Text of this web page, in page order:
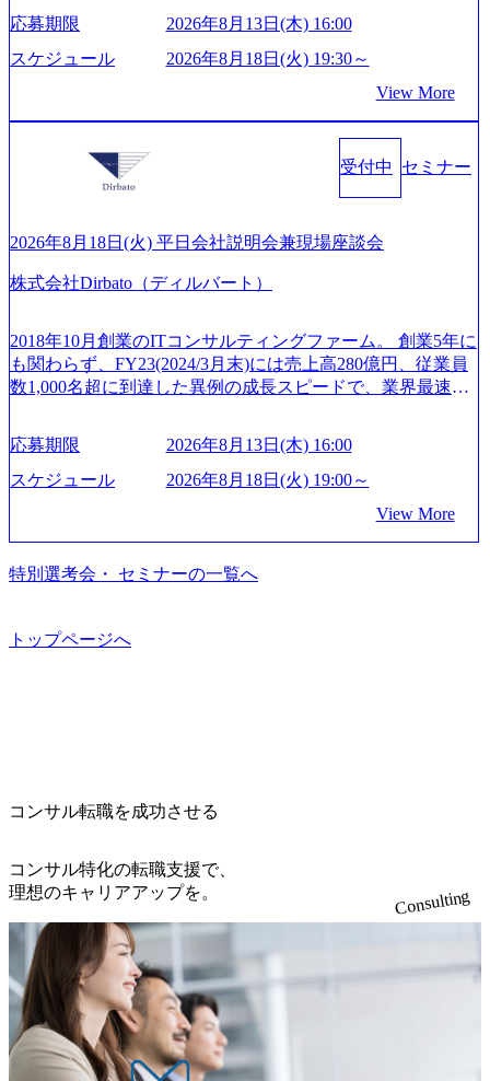
業界で新規事業戦略、成長戦略、PMI推進、業務改革等の幅
広いプロジェクトに従事 - 鈴木健仁氏：新卒でベイカレン
トに入社し最年少ディレクターを経てXspearに参画 - 梶田
案、人事組織テーマに強みを持ち、メディア・エンタメ業
界においてはDX戦略立案、NFT等の新規事業立案を得意と
する。 - 藏満 一馬氏：アクセンチュア出身。金融業界を中
心に、DX戦略策定、新規事業立案、組織変革、規制対応等
の幅広いプロジェクトを主導する。 - 天野 善仁氏：19卒Pw
ページ (https://www.xspear.co.jp/career/interviews/) 戦略だけの
から”のコンサルの在り方 (https://www.businessinsider.jp/articl
を取得 (https://www.agara.co.jp/article/382811) シンプレクスと
Xspear Consultingが、東京都港区の行政手続き100%デジタル
化を支援 (https://www.afpbb.com/articles/-/3520247) 【未経験
流工程、先端技術を学べる環境 【コンサルファーム経験
者】 ・専門領域に軸足を置きながら、他領域にもチャレン
ジできる環境 ・タイトルアップでのオファー ・現職ファー
ムより高いオファー年収 ・実力主義でプロモーションでき
る（ダブルスキップもあり） ・週に1度のアサインｍｔｇで
こまめに社員のキャリアについて検討してもらえる。結
果、なりたいキャリアを反映できるｐｊにアサインしても
るため、エンジニアの視点からも協業しクライアントへ価
keto_kajita/)） 多様なメンバー、多様なプロジェクトによる
も関わらず、外資系戦略コンサルティングファームや総合
系コンサルティングファームをはじめ、メーカー、ITベン
チャー、外資系金融機関など多彩な出自で構成されてお
り、常に刺激を受けながらプロジェクトワークが可能 総合
コンサルティングファームの名の通り、全方位のクライア
ントに対して様々なプロジェクトが存在しており、手を上
げれば常に新しいテーマのチャレンジ機会を提供している
（ワンプール制） そのため、全体の離職率10％以下、未経
験3年未満の離職率は0％と驚異の定着率を誇る 大手ファー
ムと同水準以上の報酬制度であり、ファーム経験者の場合
スタイム制度を実施しており、月単位の決められた労働時
間の範囲内で、出社・退社の時刻を社員の自己裁量に委
ね、ワークライフバランスを図りながら効率的に働くこと
ができる 【休日】 土日祝休みの完全週休2日制 2025年度の
休暇は年間24日（4月1日入社の場合）で、入社日に付与さ
れます。 年次有給休暇の残日数は、翌年度に繰り越すこと
ができます。 慶弔休暇は、事由により取得可能日数は異な
ュ休暇は、規程で定める勤続年数ごとに、連続5日のリフレ
ッシュ休暇を取得できます。 【育児や子の看護、介護など
の制度】 育児休暇： 対象：小学校1年修了時の3月31日まで
日2時間15分まで、始業・終業時刻の繰り上げ・繰り下げが
可能 子の看護休暇： 子1人につき5日まで取得でき、1時間
単位で取得することも可能 家族看護休暇： 5日まで取得で
度など】 独身寮：富山事業所の近くに、白風寮と青風寮の2
つの寮があり、以下の入居基準を満たす方が入居可能で
す。 ＜入居基準＞ ・満33歳までの独身者 ・自宅から勤務地
までの通勤総時間が2時間を超えること 住宅手当： 本社の
なるため、入居基準を満たす女性には住宅手当を支給しま
による引っ越し費用は、会社が負担します。 2026年8月18日
※顔出しは不要です。ご質問頂く際のみ、顔出ししていた
リーなどが含まれており、幅広いニーズに対応 譲渡企業に
対しては完全成功報酬制を採用し、M&A以外の選択肢も尊
重する姿勢を持ち、将来の株価成長を取り込むスキームの
&A業界のリーディングカンパニーであり、領域にこだわら
ず幅広い案件に携わりながら自己成長とキャリアの挑戦が
可能 M&Aセンター出身者3名がメインメンバーであり、経
験豊富なアドバイザーと共に働くことで、M&Aや財務アド
バイザリーなどの専門知識を獲得し、キャリアを発展させ
となり、平均3000万～4000万の年収となる 内訳としては個
成活躍させるためのナレッジシェアおよび丁寧なOJTを欠か
19:30～ 所要時間 : 約1時間 2026年8月13日(木) 16:00 ＼応募
意思不問・業界未経験歓迎！／ M&A承継機構のビジョンや
業務内容、実際の働き方について詳しくお伝えするオンラ
イン説明会を開催いたします。 M&A業界に興味があり、ま
業界の情報を集めたい 働くイメージを具体的に知りたい M
&A業界にご興味がある方、転職を少しでもお考えの方はも
ちろん、情報収集をしたい方でも歓迎です。お気軽にご参
加ください。 当日は、質疑応答のお時間もご用意しており
ます。 是非、説明会にてお話できることを楽しみにしてお
ります。 説明会後にアンケート回答をお願いいたします。
オンライン(Google meets)
応募期限
2026年8月13日(木) 16:00
スケジュール
2026年8月18日(火) 19:30～
View More
受付中 セミナー
2026年8月18日(火) 平日会社説明会兼現場座談会
株式会社Dirbato（ディルバート）
2018年10月創業のITコンサルティングファーム。 創業5年に
も関わらず、FY23(2024/3月末)には売上高280億円、従業員
数1,000名超に到達した異例の成長スピードで、業界最速と
成⻑を遂げている。 現在コンサルティングファームでは外
資も含めて売上高TOP10にランクインしている。 主力事業
はITコンサルティング。幅広い業界の大企業を中心に、IT
支援している。 他方、インキュベーション事業を手掛けて
いるのも同社の特徴であり、 自社で新規事業開発も手掛け
つつ、複数社への出資～ハンズオン支援も行っている。 (参
ングファームや、Slerなどから優秀層が多数ジョイン。 http
ている。 <u>ワンプール制</u>を取っており、業界の枠に縛
り、<u>営業活動に工数を割かれることなくデリバリーに注
力可能</u> 従業員満足度を非常に重視しており、意にそぐ
わないプロジェクトにアサインされてしまった場合、半強
制的に別のプロジェクトに異動することが可能。その結
果、<u>退職率も10%程度</u>(他社平均は2～30%程度) 残業
時間は<u>平均30時間程度。</u>バリューが出ていないから
残業代をつけさせないといったことはしない DE&Iにおいて
は女性活用や外国人/高齢者/障碍者などさまざまなバックグ
ラウンドを持つメンバーの働く環境を整えている SDGsの推
進にも積極的で、プロボノ支援等を行っている 部活動も活
応募期限
2026年8月13日(木) 16:00
スケジュール
2026年8月18日(火) 19:00～
View More
特別選考会・ セミナーの一覧へ
トップページへ
コンサル転職を成功させる
コンサル特化の転職支援で、
理想のキャリアアップを。
Consulting